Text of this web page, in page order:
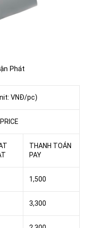
Phát
VNĐ/pc)
THANH TOÁN
PAY
1,500
3,300